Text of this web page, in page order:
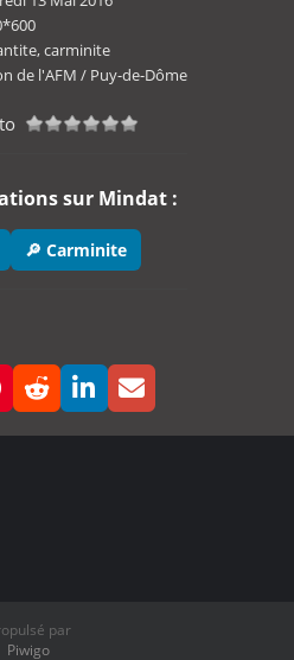
,carminite
de l'AFM / Puy-de-Dôme
sur Mindat :
🔎 Carminite
par
Piwigo